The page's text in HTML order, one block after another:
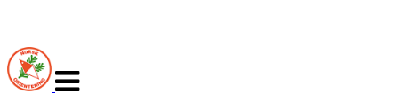
navigasjon